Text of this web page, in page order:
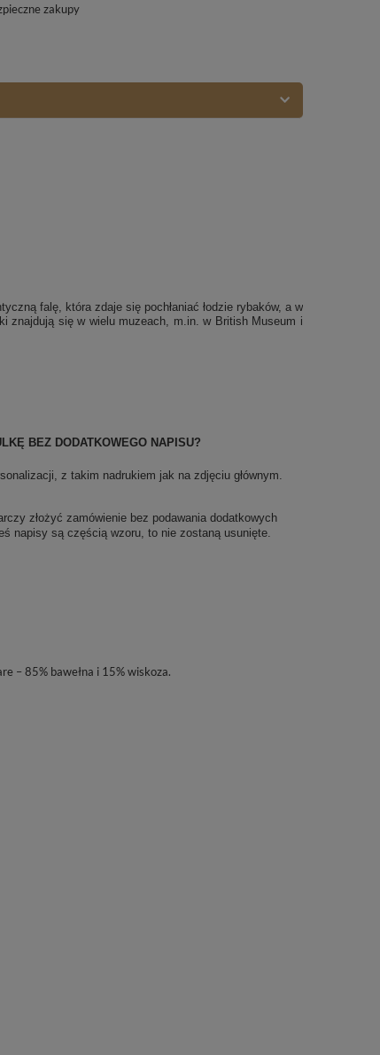
zakupy
falę, która zdaje się pochłaniać łodzie rybaków, a w
znajdują się w wielu muzeach, m.in. w British Museum i
BEZ DODATKOWEGO NAPISU?
z takim nadrukiem jak na zdjęciu głównym.
złożyć zamówienie bez podawania dodatkowych
napisy są częścią wzoru, to nie zostaną usunięte.
– 85% bawełna i 15% wiskoza.